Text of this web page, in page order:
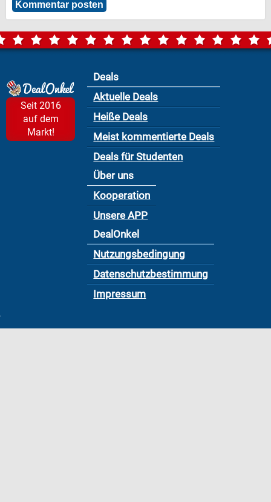
Seit 2016
auf dem
Markt!
Deals
Aktuelle Deals
Heiße Deals
Meist kommentierte Deals
Deals für Studenten
Über uns
Kooperation
Unsere APP
DealOnkel
Nutzungsbedingung
Datenschutzbestimmung
Impressum